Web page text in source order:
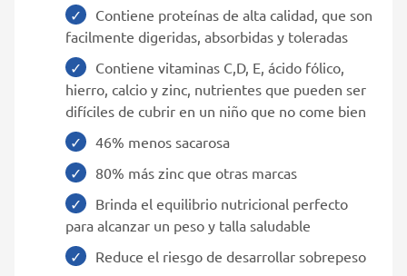
Contiene proteínas de alta calidad, que son
facilmente digeridas, absorbidas y toleradas
Contiene vitaminas C,D, E, ácido fólico,
hierro, calcio y zinc, nutrientes que pueden ser
difíciles de cubrir en un niño que no come bien
46% menos sacarosa
80% más zinc que otras marcas
Brinda el equilibrio nutricional perfecto
para alcanzar un peso y talla saludable
Reduce el riesgo de desarrollar sobrepeso